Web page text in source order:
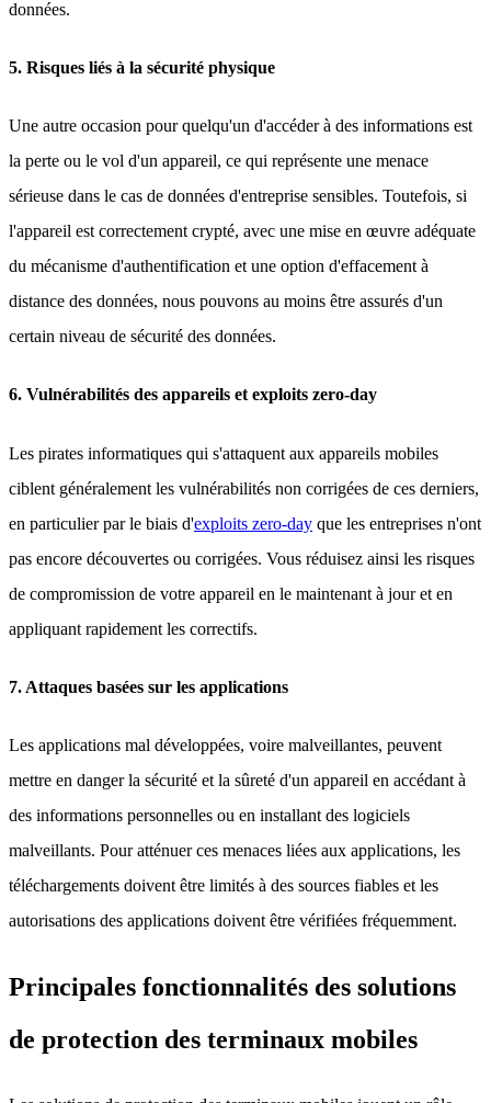
données.
5. Risques liés à la sécurité physique
Une autre occasion pour quelqu'un d'accéder à des informations est
la perte ou le vol d'un appareil, ce qui représente une menace
sérieuse dans le cas de données d'entreprise sensibles. Toutefois, si
l'appareil est correctement crypté, avec une mise en œuvre adéquate
du mécanisme d'authentification et une option d'effacement à
distance des données, nous pouvons au moins être assurés d'un
certain niveau de sécurité des données.
6. Vulnérabilités des appareils et exploits zero-day
Les pirates informatiques qui s'attaquent aux appareils mobiles
ciblent généralement les vulnérabilités non corrigées de ces derniers,
en particulier par le biais d'exploits zero-day que les entreprises n'ont
pas encore découvertes ou corrigées. Vous réduisez ainsi les risques
de compromission de votre appareil en le maintenant à jour et en
appliquant rapidement les correctifs.
7. Attaques basées sur les applications
Les applications mal développées, voire malveillantes, peuvent
mettre en danger la sécurité et la sûreté d'un appareil en accédant à
des informations personnelles ou en installant des logiciels
malveillants. Pour atténuer ces menaces liées aux applications, les
téléchargements doivent être limités à des sources fiables et les
autorisations des applications doivent être vérifiées fréquemment.
Principales fonctionnalités des solutions
de protection des terminaux mobiles